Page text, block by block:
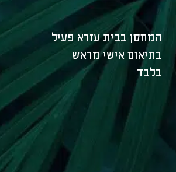
המחסן בבית עזרא פעיל
בתיאום אישי מראש
בלבד